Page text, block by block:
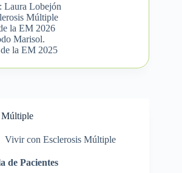
Múltiple
Vivir con Esclerosis Múltiple
de Pacientes
Laura Lobejón
Múltiple
la EM 2026
Marisol.
la EM 2025